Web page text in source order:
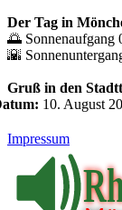
Der Tag in
🌅 Sonnenaufgang
🌇
Gruß in den
10. August
Impressum